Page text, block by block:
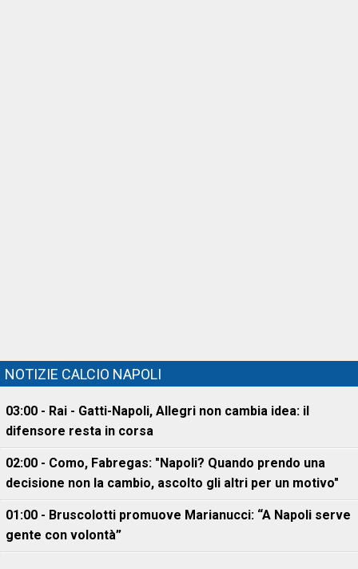
NOTIZIE CALCIO NAPOLI
03:00 - Rai - Gatti-Napoli, Allegri non cambia idea: il
difensore resta in corsa
02:00 - Como, Fabregas: "Napoli? Quando prendo una
decisione non la cambio, ascolto gli altri per un motivo"
01:00 - Bruscolotti promuove Marianucci: “A Napoli serve
gente con volontà”